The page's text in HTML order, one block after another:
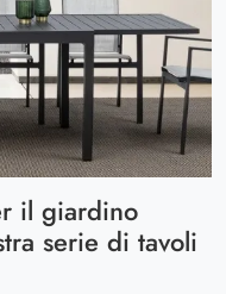
il giardino
serie di tavoli